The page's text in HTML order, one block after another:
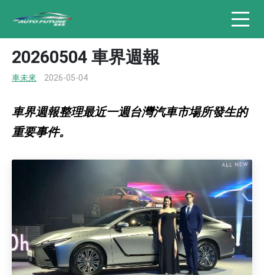
20260504 車界週報
車未來 2026-05-04
車界週報整理最近一週台灣汽車市場所發生的
重要事件。